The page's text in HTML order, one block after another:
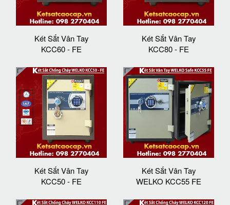
Két Sắt Vân Tay
KCC60 - FE
Két Sắt Vân Tay
KCC80 - FE
Két Sắt Vân Tay
KCC50 - FE
Két Sắt Vân Tay
WELKO KCC55 FE